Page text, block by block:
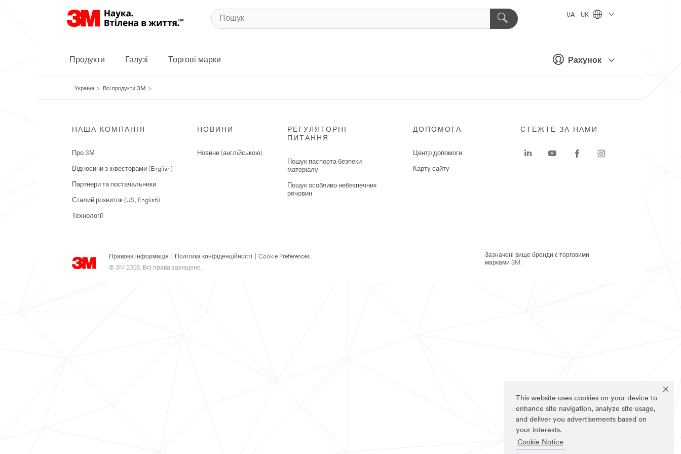
This website uses cookies on your device to
enhance site navigation, analyze site usage,
and deliver you advertisements based on
your interests.
Cookie Notice
Рахунок
UA - UK
Продукти Галузі Торгові марки
Україна Всі продукти 3M
НАША КОМПАНІЯ
Про 3М
Відносини з інвесторами (English)
Партнери та постачальники
Сталий розвиток (US, English)
Технології
НОВИНИ
Новини (англiйською)
РЕГУЛЯТОРНІ
ПИТАННЯ
Пошук паспорта безпеки
матеріалу
Пошук особливо небезпечних
речовин
ДОПОМОГА
Центр допомоги
Карту сайту
Правова інформація Політика конфіденційності
Cookie Preferences
© 3M 2026. Всі права захищено..
СТЕЖТЕ ЗА НАМИ
Зазначені вище бренди є торговими
марками 3M.